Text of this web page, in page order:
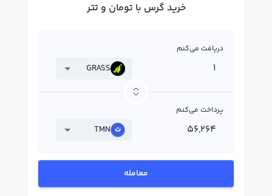
خرید گرس با تومان و تتر
دریافت می‌کنم
GRASS
پرداخت می‌کنم
TMN
معامله